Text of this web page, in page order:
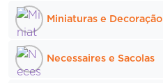
Miniaturas e Decoração
Necessaires e Sacolas